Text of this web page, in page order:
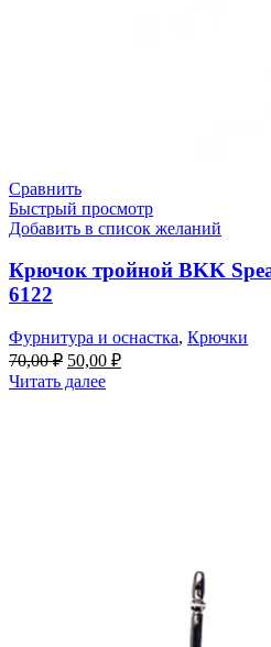
Сравнить
Быстрый просмотр
Добавить в список желаний
Крючок тройной BKK
6122
Фурнитура и оснастка, Крючки
70,00₽ 50,00 ₽
Читать далее